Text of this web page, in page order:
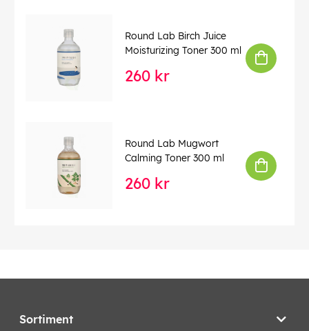
Round Lab Birch Juice
Moisturizing Toner 300 ml
260 kr
Round Lab Mugwort
Calming Toner 300 ml
260 kr
Sortiment